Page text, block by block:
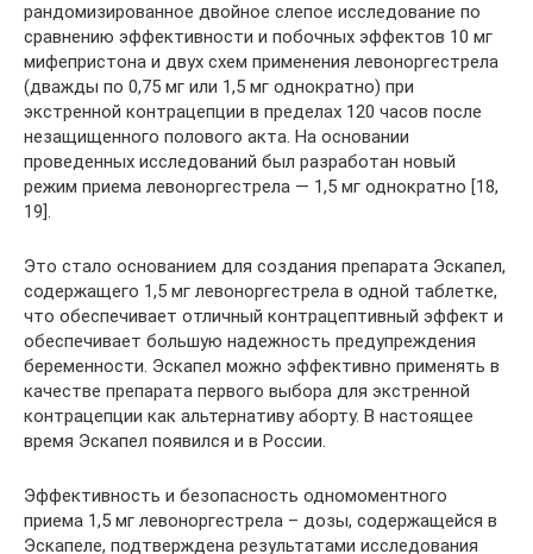
рандомизированное двойное слепое исследование по
сравнению эффективности и побочных эффектов 10 мг
мифепристона и двух схем применения левоноргестрела
(дважды по 0,75 мг или 1,5 мг однократно) при
экстренной контрацепции в пределах 120 часов после
незащищенного полового акта. На основании
проведенных исследований был разработан новый
режим приема левоноргестрела — 1,5 мг однократно [18,
19].
Это стало основанием для создания препарата Эскапел,
содержащего 1,5 мг левоноргестрела в одной таблетке,
что обеспечивает отличный контрацептивный эффект и
обеспечивает большую надежность предупреждения
беременности. Эскапел можно эффективно применять в
качестве препарата первого выбора для экстренной
контрацепции как альтернативу аборту. В настоящее
время Эскапел появился и в России.
Эффективность и безопасность одномоментного
приема 1,5 мг левоноргестрела – дозы, содержащейся в
Эскапеле, подтверждена результатами исследования